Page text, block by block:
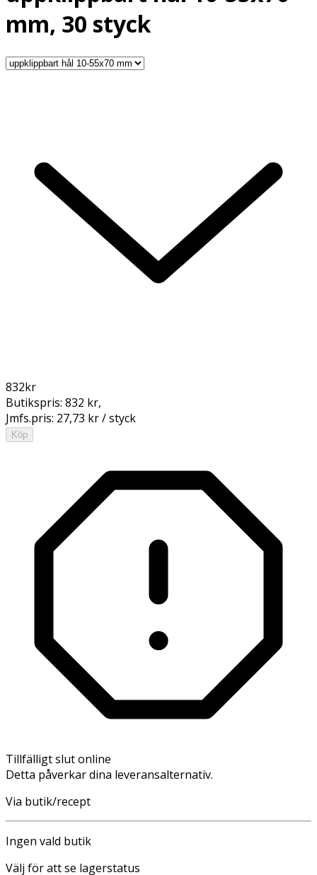
mm, 30 styck
832kr
Butikspris: 832 kr,
Jmfs.pris: 27,73 kr / styck
Köp
Tillfälligt slut online
Detta påverkar dina leveransalternativ.
Via butik/recept
Ingen vald butik
Välj för att se lagerstatus